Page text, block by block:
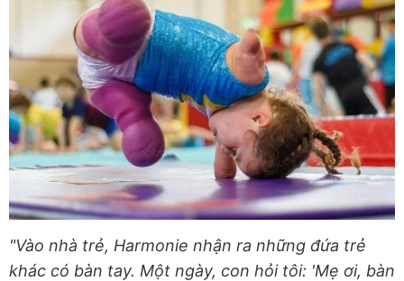
"Vào nhà trẻ, Harmonie nhận ra những đứa trẻ
khác có bàn tay. Một ngày, con hỏi tôi: 'Mẹ ơi, bàn